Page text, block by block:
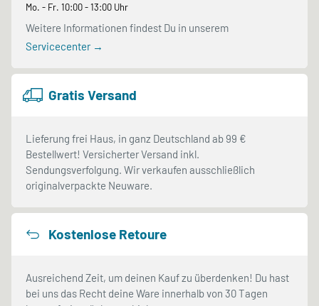
Mo. - Fr. 10:00 - 13:00 Uhr
Weitere Informationen findest Du in unserem
Servicecenter →
Gratis Versand
Lieferung frei Haus, in ganz Deutschland ab 99 €
Bestellwert! Versicherter Versand inkl.
Sendungsverfolgung. Wir verkaufen ausschließlich
originalverpackte Neuware.
Kostenlose Retoure
Ausreichend Zeit, um deinen Kauf zu überdenken! Du hast
bei uns das Recht deine Ware innerhalb von 30 Tagen